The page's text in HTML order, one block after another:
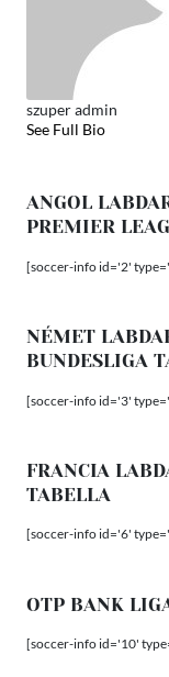
szuper admin
See Full Bio
ANGOL
PREMIER
[soccer-info id='2'
NÉMET
BUNDESLIGA
[soccer-info id='3'
FRANCIA
TABELLA
[soccer-info id='6'
OTP BANK
[soccer-info id='10'